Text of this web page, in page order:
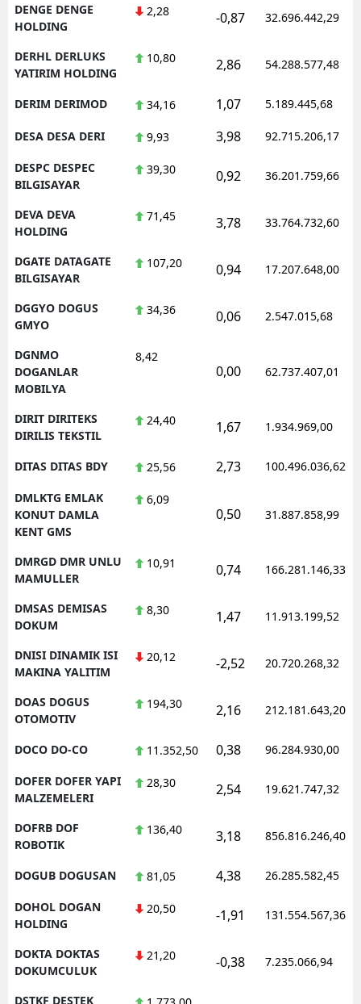
DENGE DENGE
HOLDING
2,28 -0,87 32.696.442,29
DERHL DERLUKS
YATIRIM HOLDING
10,80 2,86 54.288.577,48
DERIM DERIMOD 34,16 1,07 5.189.445,68
DESA DESA DERI 9,93 3,98 92.715.206,17
DESPC DESPEC
BILGISAYAR
39,30 0,92 36.201.759,66
DEVA DEVA
HOLDING
71,45 3,78 33.764.732,60
DGATE DATAGATE
BILGISAYAR
107,20 0,94 17.207.648,00
DGGYO DOGUS
GMYO
34,36 0,06 2.547.015,68
DGNMO
DOGANLAR
MOBILYA
8,42
0,00 62.737.407,01
DIRIT DIRITEKS
DIRILIS TEKSTIL
24,40 1,67 1.934.969,00
DITAS DITAS BDY 25,56 2,73 100.496.036,62
DMLKTG EMLAK
KONUT DAMLA
KENT GMS
6,09
0,50 31.887.858,99
DMRGD DMR UNLU
MAMULLER
10,91 0,74 166.281.146,33
DMSAS DEMISAS
DOKUM
8,30 1,47 11.913.199,52
DNISI DINAMIK ISI
MAKINA YALITIM
20,12 -2,52 20.720.268,32
DOAS DOGUS
OTOMOTIV
194,30 2,16 212.181.643,20
DOCO DO-CO 11.352,50 0,38 96.284.930,00
DOFER DOFER YAPI
MALZEMELERI
28,30 2,54 19.621.747,32
DOFRB DOF
ROBOTIK
136,40 3,18 856.816.246,40
DOGUB DOGUSAN 81,05 4,38 26.285.582,45
DOHOL DOGAN
HOLDING
20,50 -1,91 131.554.567,36
DOKTA DOKTAS
DOKUMCULUK
21,20 -0,38 7.235.066,94
DSTKF DESTEK